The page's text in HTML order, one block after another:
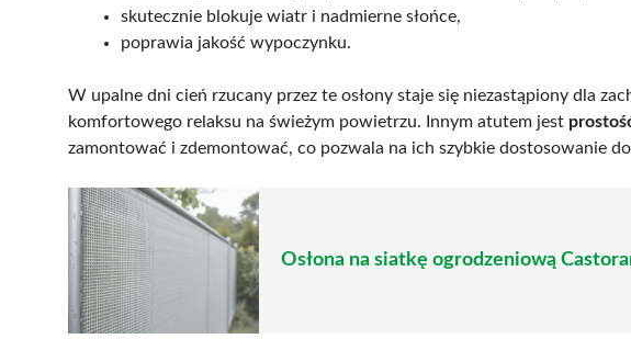
skutecznie blokuje wiatr i nadmierne słońce,
poprawia jakość wypoczynku.
W upalne dni cień rzucany przez te osłony staje się niezastąpiony dla
komfortowego relaksu na świeżym powietrzu. Innym atutem jest
zamontować i zdemontować, co pozwala na ich szybkie dostosowanie
Osłona na siatkę ogrodzeniową